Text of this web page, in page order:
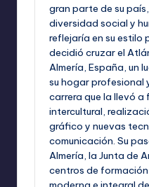
gran parte de su
diversidad social y
reflejaría en su estilo
decidió cruzar el
Almería, España, un
su hogar profesional
carrera que la llevó a
intercultural,
gráfico y nuevas
comunicación. Su
Almería, la Junta de
centros de